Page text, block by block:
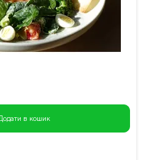
в кошик